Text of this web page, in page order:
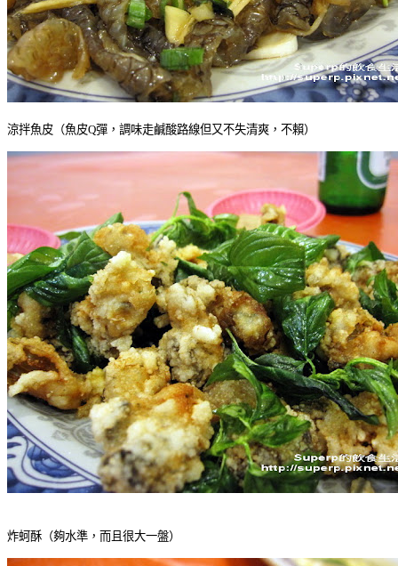
涼拌魚皮（魚皮Q彈，調味走鹹酸路線但又不失清爽，不賴）
炸蚵酥（夠水準，而且很大一盤）